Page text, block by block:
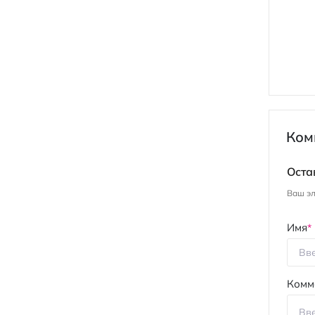
Ваш
Имя